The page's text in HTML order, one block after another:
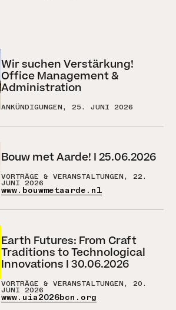
Wir suchen Verstärkung!
Office Management &
Administration
ANKÜNDIGUNGEN, 25. JUNI 2026
Bouw met Aarde! I 25.06.2026
VORTRÄGE & VERANSTALTUNGEN, 22.
JUNI 2026
www.bouwmetaarde.nl
Earth Futures: From Craft
Traditions to Technological
Innovations I 30.06.2026
VORTRÄGE & VERANSTALTUNGEN, 20.
JUNI 2026
www.uia2026bcn.org